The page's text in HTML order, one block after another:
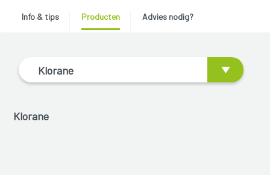
Info & tips Producten Advies nodig?
Klorane
Klorane